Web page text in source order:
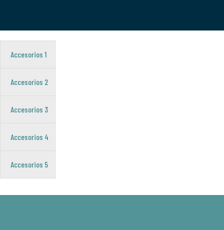
Accesorios 1
Accesorios 2
Accesorios 3
Accesorios 4
Accesorios 5